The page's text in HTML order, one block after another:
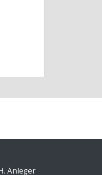
Anleger